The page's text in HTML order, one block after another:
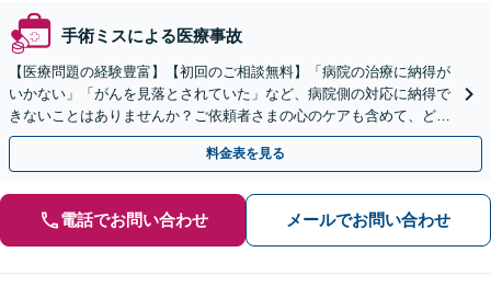
手術ミスによる医療事故
【医療問題の経験豊富】【初回のご相談無料】「病院の治療に納得が
いかない」「がんを見落とされていた」など、病院側の対応に納得で
きないことはありませんか？ご依頼者さまの心のケアも含めて、どん
な案件にも向き合います【休日の対応可能】
料金表を見る
電話でお問い合わせ メールでお問い合わせ